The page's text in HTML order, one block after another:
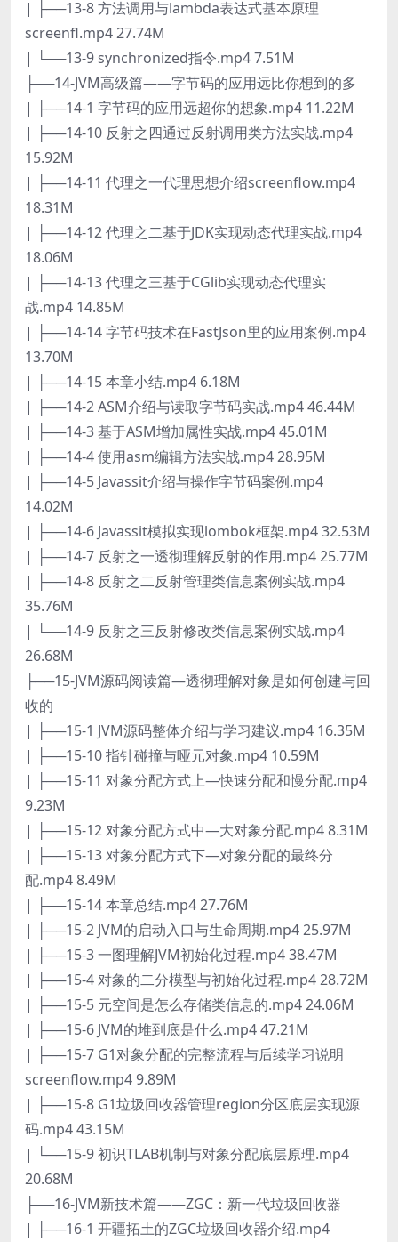
| ├──13-8 方法调用与lambda表达式基本原理
screenfl.mp4 27.74M
| └──13-9 synchronized指令.mp4 7.51M
├──14-JVM高级篇——字节码的应用远比你想到的多
| ├──14-1 字节码的应用远超你的想象.mp4 11.22M
| ├──14-10 反射之四通过反射调用类方法实战.mp4
15.92M
| ├──14-11 代理之一代理思想介绍screenflow.mp4
18.31M
| ├──14-12 代理之二基于JDK实现动态代理实战.mp4
18.06M
| ├──14-13 代理之三基于CGlib实现动态代理实
战.mp4 14.85M
| ├──14-14 字节码技术在FastJson里的应用案例.mp4
13.70M
| ├──14-15 本章小结.mp4 6.18M
| ├──14-2 ASM介绍与读取字节码实战.mp4 46.44M
| ├──14-3 基于ASM增加属性实战.mp4 45.01M
| ├──14-4 使用asm编辑方法实战.mp4 28.95M
| ├──14-5 Javassit介绍与操作字节码案例.mp4
14.02M
| ├──14-6 Javassit模拟实现lombok框架.mp4 32.53M
| ├──14-7 反射之一透彻理解反射的作用.mp4 25.77M
| ├──14-8 反射之二反射管理类信息案例实战.mp4
35.76M
| └──14-9 反射之三反射修改类信息案例实战.mp4
26.68M
├──15-JVM源码阅读篇—透彻理解对象是如何创建与回
收的
| ├──15-1 JVM源码整体介绍与学习建议.mp4 16.35M
| ├──15-10 指针碰撞与哑元对象.mp4 10.59M
| ├──15-11 对象分配方式上—快速分配和慢分配.mp4
9.23M
| ├──15-12 对象分配方式中—大对象分配.mp4 8.31M
| ├──15-13 对象分配方式下—对象分配的最终分
配.mp4 8.49M
| ├──15-14 本章总结.mp4 27.76M
| ├──15-2 JVM的启动入口与生命周期.mp4 25.97M
| ├──15-3 一图理解JVM初始化过程.mp4 38.47M
| ├──15-4 对象的二分模型与初始化过程.mp4 28.72M
| ├──15-5 元空间是怎么存储类信息的.mp4 24.06M
| ├──15-6 JVM的堆到底是什么.mp4 47.21M
| ├──15-7 G1对象分配的完整流程与后续学习说明
screenflow.mp4 9.89M
| ├──15-8 G1垃圾回收器管理region分区底层实现源
码.mp4 43.15M
| └──15-9 初识TLAB机制与对象分配底层原理.mp4
20.68M
├──16-JVM新技术篇——ZGC：新一代垃圾回收器
| ├──16-1 开疆拓土的ZGC垃圾回收器介绍.mp4